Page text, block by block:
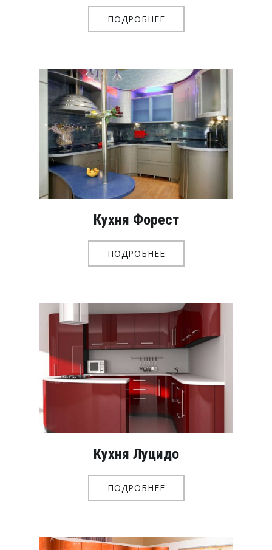
ПОДРОБНЕЕ
Кухня Форест
ПОДРОБНЕЕ
Кухня Луцидо
ПОДРОБНЕЕ